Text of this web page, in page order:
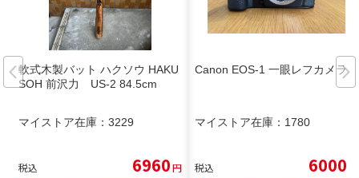
軟式木製バット ハクソウ HAKU
SOH 前沢力 US-2 84.5cm
マイストア在庫： 3229
税込 6960円
Canon EOS-1 一眼レフカメラ
マイストア在庫： 1780
税込 6000